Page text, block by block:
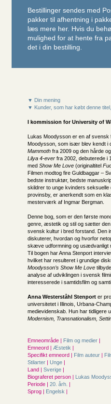
Bestillinger sendes med
pakker til afhentning i
læs mere her. Hvis du
mulighed for at hente fra
det i din bestilling.
▼ Din mening
▼ Kunder, som har købt denne
I kommission forUniversity of
Lukas Moodysson er en af
Moodysson, som især blev kendt i
Mammoth fra 2009 og den hårde
Lilya 4-ever fra 2002, debuterede i
med Show Me Love (originaltitel
Filmen modtog fire Guldbaggar –
bedste instruktør, bedste
skildrer to unge kvinders seksuelle
provinsby, er anerkendt som en
mesterværk af Ingmar Bergman.
Denne bog, som er den første
genre, æstetik og stil og sætter den
svensk kultur i bred forstand. Den
diskuterer, hvordan og hvorfor
skæve udformning og usædvanligt
Til bogen har Anna Stenport
hvilket har resulteret i grundige
Moodysson’s Show Me Love
analyse af udviklingen i svensk
interesserede i samtidsfilm og
Anna Westerståhl Stenport er
universitetet i Illinois, Urbana-
medievidenskab. Hun har tidligere
Modernism, Transnationalism,
Emneområde | Film og medier |
Emneord | Æstetik |
Specifikt emneord | Film auteur |
Stilarter | Unge |
Land | Sverige |
Biograferet person | Lukas
Periode | 20. årh. |
Sprog | Engelsk |